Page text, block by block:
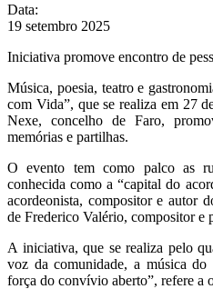
Data:
19 setembro 2025
Iniciativa promove encontro de
Música, poesia, teatro e
com Vida”, que se realiza em 27
Nexe, concelho de Faro,
memórias e partilhas.
O evento tem como palco as
conhecida como a “capital do
acordeonista, compositor e autor
de Frederico Valério, compositor e
A iniciativa, que se realiza pelo
voz da comunidade, a música
força do convívio aberto”, refere a